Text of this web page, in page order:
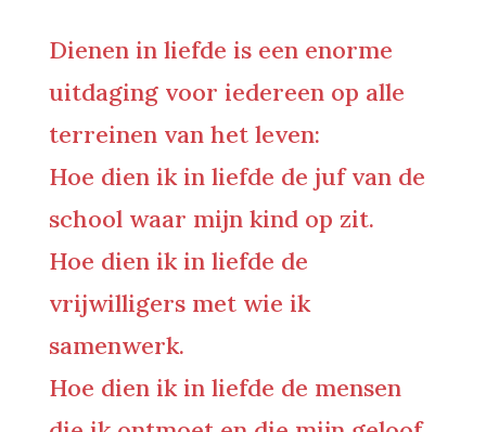
Dienen in liefde is een enorme
uitdaging voor iedereen op alle
terreinen van het leven:
Hoe dien ik in liefde de juf van de
school waar mijn kind op zit.
Hoe dien ik in liefde de
vrijwilligers met wie ik
samenwerk.
Hoe dien ik in liefde de mensen